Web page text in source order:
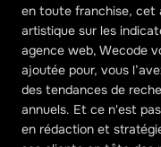
en toute franchise, cet
artistique sur les
agence web, Wecode
ajoutée pour, vous
des tendances de
annuels. Et ce n'est
en rédaction et